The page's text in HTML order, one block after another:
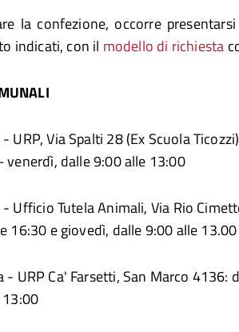
la confezione, occorre
indicati, con il modello di richiesta
URP, Via Spalti 28 (Ex Scuola
venerdì, dalle 9:00 alle 13:00
Ufficio Tutela Animali, Via Rio
16:30 e giovedì, dalle 9:00 alle 13.00
- URP Ca' Farsetti, San Marco 4136: